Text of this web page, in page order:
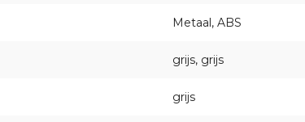
Metaal, ABS
grijs, grijs
grijs